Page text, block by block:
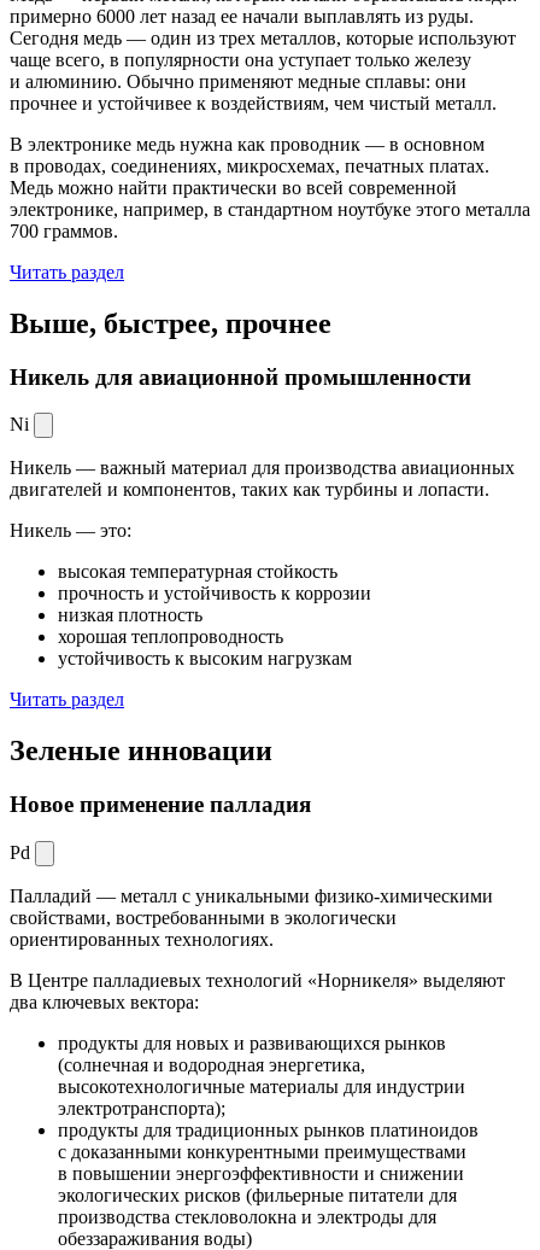
примерно 6000 лет назад ее начали выплавлять из руды.
Сегодня медь — один из трех металлов, которые используют
чаще всего, в популярности она уступает только железу
и алюминию. Обычно применяют медные сплавы: они
прочнее и устойчивее к воздействиям, чем чистый металл.
В электронике медь нужна как проводник — в основном
в проводах, соединениях, микросхемах, печатных платах.
Медь можно найти практически во всей современной
электронике, например, в стандартном ноутбуке этого металла
700 граммов.
Читать раздел
Выше, быстрее, прочнее
Никель для авиационной промышленности
Ni
Никель — важный материал для производства авиационных
двигателей и компонентов, таких как турбины и лопасти.
Никель — это:
высокая температурная стойкость
прочность и устойчивость к коррозии
низкая плотность
хорошая теплопроводность
устойчивость к высоким нагрузкам
Читать раздел
Зеленые инновации
Новое применение палладия
Pd
Палладий — металл с уникальными физико-химическими
свойствами, востребованными в экологически
ориентированных технологиях.
В Центре палладиевых технологий «Норникеля» выделяют
два ключевых вектора:
продукты для новых и развивающихся рынков
(солнечная и водородная энергетика,
высокотехнологичные материалы для индустрии
электротранспорта);
продукты для традиционных рынков платиноидов
с доказанными конкурентными преимуществами
в повышении энергоэффективности и снижении
экологических рисков (фильерные питатели для
производства стекловолокна и электроды для
обеззараживания воды)